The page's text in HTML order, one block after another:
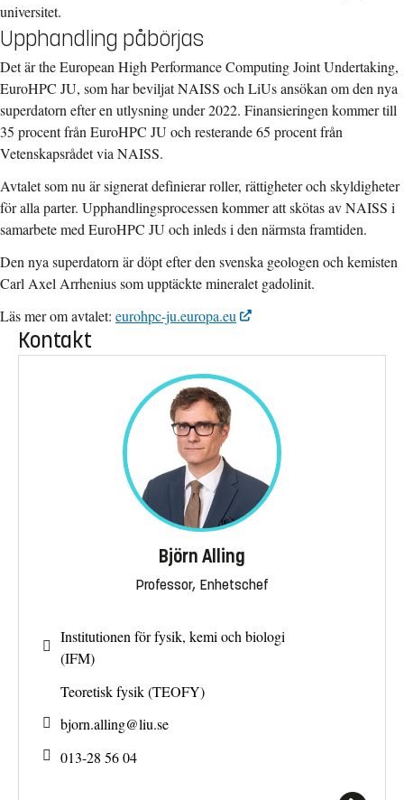
universitet.
Upphandling påbörjas
Det är the European High Performance Computing Joint Undertaking,
EuroHPC JU, som har beviljat NAISS och LiUs ansökan om den nya
superdatorn efter en utlysning under 2022. Finansieringen kommer till
35 procent från EuroHPC JU och resterande 65 procent från
Vetenskapsrådet via NAISS.
Avtalet som nu är signerat definierar roller, rättigheter och skyldigheter
för alla parter. Upphandlingsprocessen kommer att skötas av NAISS i
samarbete med EuroHPC JU och inleds i den närmsta framtiden.
Den nya superdatorn är döpt efter den svenska geologen och kemisten
Carl Axel Arrhenius som upptäckte mineralet gadolinit.
Läs mer om avtalet: eurohpc-ju.europa.eu
Kontakt
Björn Alling
Professor, Enhetschef
Institutionen för fysik, kemi och biologi
(IFM)
Teoretisk fysik (TEOFY)
bjorn.alling@liu.se
013-28 56 04